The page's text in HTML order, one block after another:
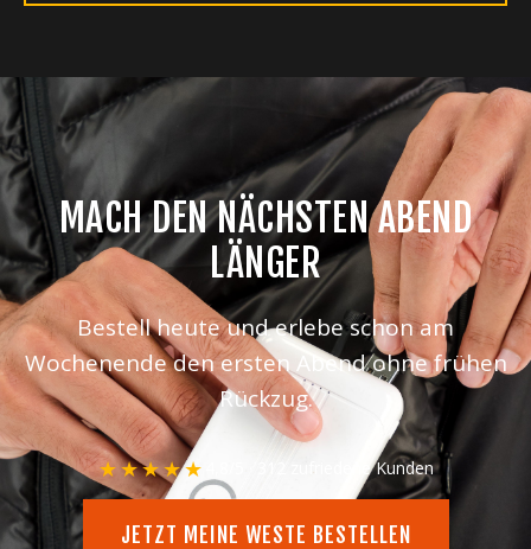
MACH DEN NÄCHSTEN ABEND
LÄNGER
Bestell heute und erlebe schon am
Wochenende den ersten Abend ohne frühen
Rückzug.
★★★★★ 4,8/5 · 312 zufriedene Kunden
JETZT MEINE WESTE BESTELLEN